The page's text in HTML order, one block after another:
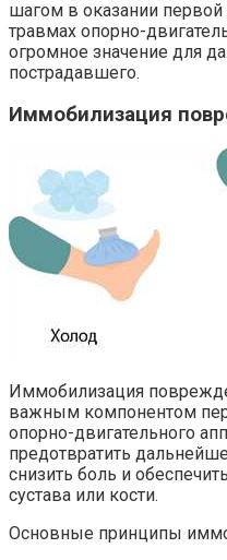
шагом в оказании
травмах опорно-
огромное значение для
пострадавшего.
Иммобилизация
Иммобилизация
важным компонентом
опорно-двигательного
предотвратить
снизить боль и
сустава или кости.
Основные принципы